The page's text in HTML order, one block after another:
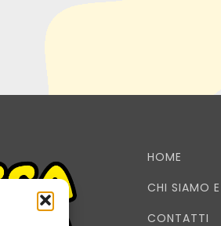
HOME
CHI SIAMO
CONTATTI